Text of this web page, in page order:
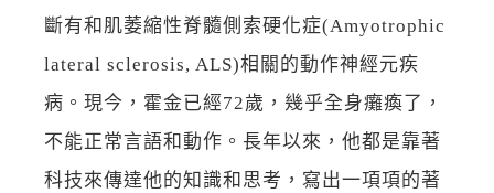
斷有和肌萎縮性脊髓側索硬化症(Amyotrophic
lateral sclerosis, ALS)相關的動作神經元疾
病。現今，霍金已經72歲，幾乎全身癱瘓了，
不能正常言語和動作。長年以來，他都是靠著
科技來傳達他的知識和思考，寫出一項項的著